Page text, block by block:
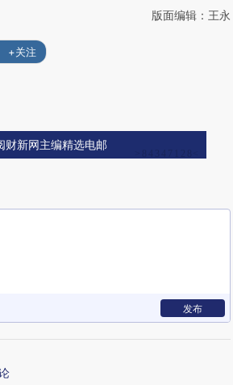
版面编辑：王永
+关注
财新网主编精选电邮
发布